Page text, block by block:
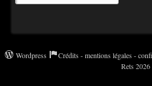
Wordpress Crédits - mentions légales -
Rets 2026